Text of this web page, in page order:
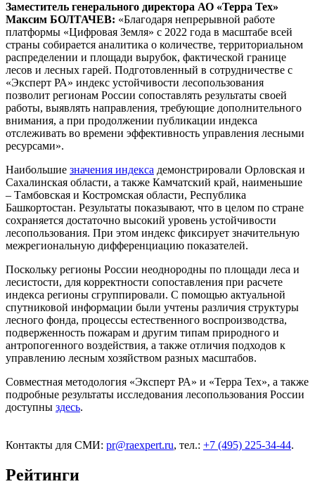
Заместитель генерального директора АО «Терра Тех»
Максим БОЛТАЧЕВ: «Благодаря непрерывной работе
платформы «Цифровая Земля» с 2022 года в масштабе всей
страны собирается аналитика о количестве, территориальном
распределении и площади вырубок, фактической границе
лесов и лесных гарей. Подготовленный в сотрудничестве с
«Эксперт РА» индекс устойчивости лесопользования
позволит регионам России сопоставлять результаты своей
работы, выявлять направления, требующие дополнительного
внимания, а при продолжении публикации индекса
отслеживать во времени эффективность управления лесными
ресурсами».
Наибольшие значения индекса демонстрировали Орловская и
Сахалинская области, а также Камчатский край, наименьшие
– Тамбовская и Костромская области, Республика
Башкортостан. Результаты показывают, что в целом по стране
сохраняется достаточно высокий уровень устойчивости
лесопользования. При этом индекс фиксирует значительную
межрегиональную дифференциацию показателей.
Поскольку регионы России неоднородны по площади леса и
лесистости, для корректности сопоставления при расчете
индекса регионы сгруппировали. С помощью актуальной
спутниковой информации были учтены различия структуры
лесного фонда, процессы естественного воспроизводства,
подверженность пожарам и другим типам природного и
антропогенного воздействия, а также отличия подходов к
управлению лесным хозяйством разных масштабов.
Совместная методология «Эксперт РА» и «Терра Тех», а также
подробные результаты исследования лесопользования России
доступны здесь.
Контакты для СМИ: pr@raexpert.ru, тел.: +7 (495) 225-34-44.
Рейтинги